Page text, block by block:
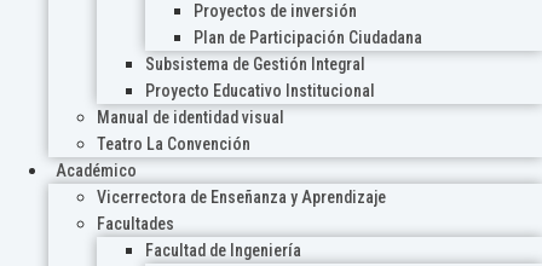
Proyectos de inversión
Plan de Participación Ciudadana
Subsistema de Gestión Integral
Proyecto Educativo Institucional
Manual de identidad visual
Teatro La Convención
Académico
Vicerrectora de Enseñanza y Aprendizaje
Facultades
Facultad de Ingeniería